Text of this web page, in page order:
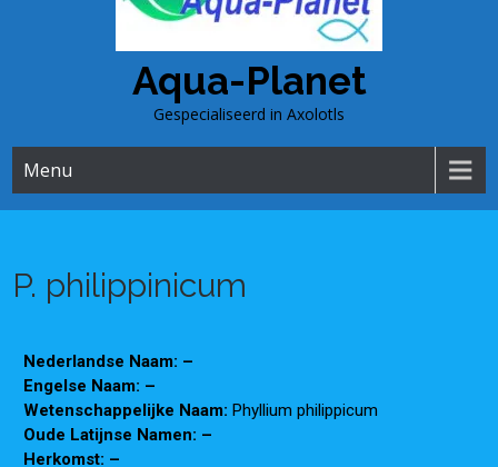
Aqua-Planet
Gespecialiseerd in Axolotls
Menu
P. philippinicum
Nederlandse Naam: –
Engelse Naam: –
Wetenschappelijke Naam:Phyllium philippicum
Oude Latijnse Namen: –
Herkomst: –